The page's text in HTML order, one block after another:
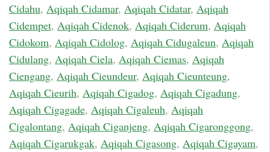
Cidahu, Aqiqah Cidamar, Aqiqah Cidatar, Aqiqah
Cidempet, Aqiqah Cidenok, Aqiqah Ciderum, Aqiqah
Cidokom, Aqiqah Cidolog, Aqiqah Cidugaleun, Aqiqah
Cidulang, Aqiqah Ciela, Aqiqah Ciemas, Aqiqah
Ciengang, Aqiqah Cieundeur, Aqiqah Cieunteung,
Aqiqah Cieurih, Aqiqah Cigadog, Aqiqah Cigadung,
Aqiqah Cigagade, Aqiqah Cigaleuh, Aqiqah
Cigalontang, Aqiqah Ciganjeng, Aqiqah Cigaronggong,
Aqiqah Cigarukgak, Aqiqah Cigasong, Aqiqah Cigayam,